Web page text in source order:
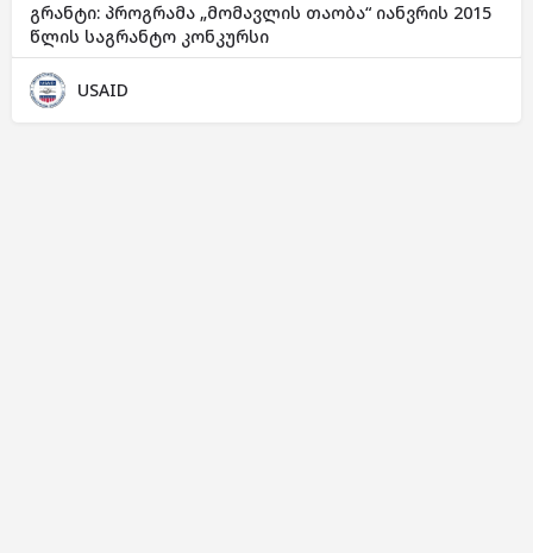
გრანტი: პროგრამა „მომავლის თაობა“ იანვრის 2015
წლის საგრანტო კონკურსი
USAID